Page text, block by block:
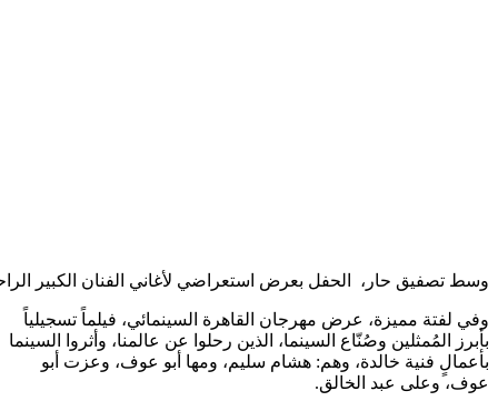
وسط تصفيق حار، الحفل بعرض استعراضي لأغاني الفنان الكبير
وفي لفتة مميزة، عرض مهرجان القاهرة السينمائي، فيلماً تسجيلياً
بأبرز المُمثلين وصُنّاع السينما، الذين رحلوا عن عالمنا، وأثروا السينما
بأعمالٍ فنية خالدة، وهم: هشام سليم، ومها أبو عوف، وعزت أبو
عوف، وعلى عبد الخالق.